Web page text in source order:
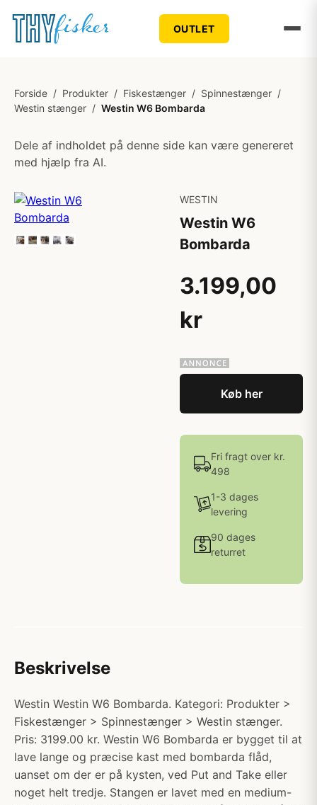
OUTLET
Forside / Produkter / Fiskestænger / Spinnestænger /
Westin stænger / Westin W6 Bombarda
Dele af indholdet på denne side kan være genereret
med hjælp fra AI.
WESTIN
Westin W6
Bombarda
3.199,00
kr
Køb her
Fri fragt over kr.
498
1-3 dages
levering
90 dages
returret
Beskrivelse
Westin Westin W6 Bombarda. Kategori: Produkter >
Fiskestænger > Spinnestænger > Westin stænger.
Pris: 3199.00 kr. Westin W6 Bombarda er bygget til at
lave lange og præcise kast med bombarda flåd,
uanset om der er på kysten, ved Put and Take eller
noget helt tredje. Stangen er lavet med en medium-